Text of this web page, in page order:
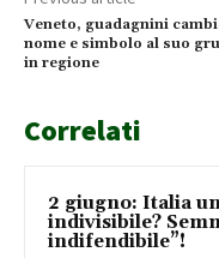
Veneto, guadagnini
nome e simbolo al suo
in regione
Correlati
2 giugno: Italia
indivisibile?
indifendibile”!